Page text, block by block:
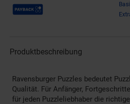
Payback Punkte
Produktbeschreibung
Ravensburger Puzzles bedeutet
Qualität. Für Anfänger,
für jeden Puzzleliebhaber die